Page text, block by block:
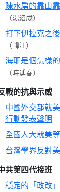
陳水扁的靠山
（湯紹成）
打下伊拉克之
（韓江）
海珊是個怎樣
（時延春）
戰的抗與示威
中國外交部就
行動發表聲明
全國人大就美
台灣學界反對
共第四代接班
穩定的「政改